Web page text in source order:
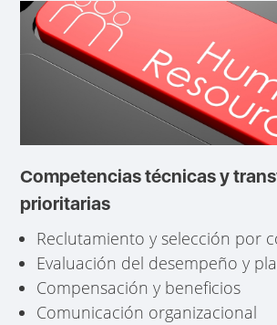
Competencias técnicas y
prioritarias
Reclutamiento y selección por
Evaluación del desempeño y
Compensación y beneficios
Comunicación organizacional